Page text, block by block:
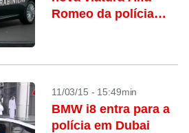
Romeo da polícia
11/03/15 - 15:49min
BMW i8 entra para a
polícia em Dubai